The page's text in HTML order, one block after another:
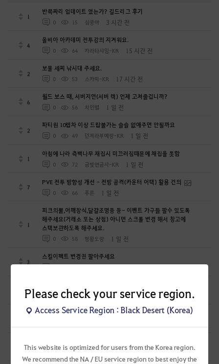
Please check your service region.
Access Service Region : Black Desert (Korea)
This website is optimized for users from the Korea region.
We recommend the NA / EU service region to best enjoy the
1
반쪽짜리 업데이트 였는가? 길드리그 후기
0 15 심쿵아 3 시간 전
4
올비아 아카데미 전투강의 지겨워요.
0 64 카라타샤잉-KR 15 시간 전
2
보물 세찌 낚시대 주세요.
0 53 스카띠-KR 17 시간 전
6
월드 보스 때, 서버지연(서버 렉) 언제 고쳐줄겁니까?
0 56 치인별 1 일 전
2
파티원 10렙차 이상 드랍불가는 슬슬 없애주면 안될까요
0 49 던져라부메랑-KR 1 일 전
1
아침에 나라 측백나무 채집시 미끄러짐때문에 채집을 못함
0 72 금빛연금사-KR 1 일 전
7
PVE 전투 방향성 개선 - 전방 공격(카운터 어택) 활용 건의
0 66 푸른 1 일 전
1
피크의뿔,어깨장식,달걀조명등 등- 이벤트 가구들 팔수 있도록
해주세요(거래소 또는 상점) 아니면 스크롤 변경 해서 창고에
스택보관하도록 해주세요.
0 58 명왕도량 1 일 전
3
스킬이펙트 변경권 팔아주세요
1 일 전
11
0 125 푸른 1 일 전
에이전트 강:칠흑 가루 스킬 딜 들어가나요?
6
0 72 꼬물 2 일 전